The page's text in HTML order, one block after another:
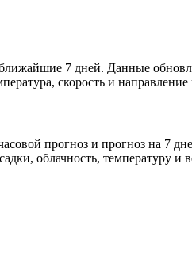
7 дней. Данные
скорость и
прогноз и прогноз на 7
облачность, температуру и